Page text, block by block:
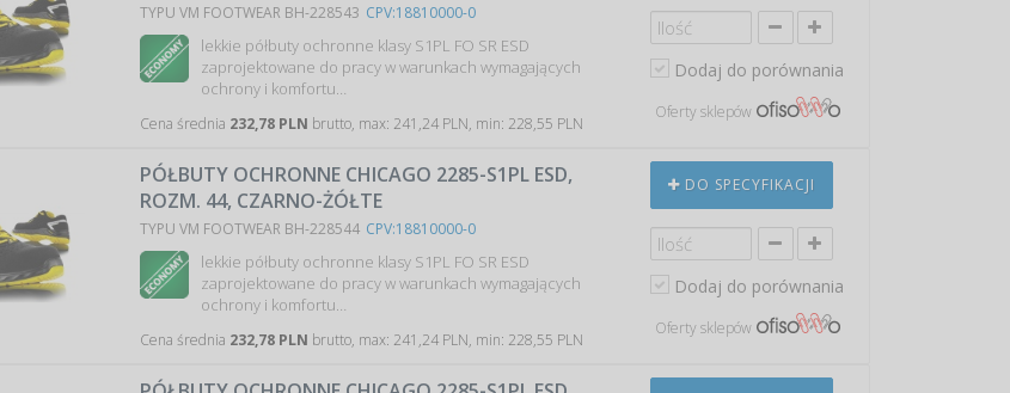
TYPU VM FOOTWEAR BH-228543 CPV:18810000-0
lekkie półbuty ochronne klasy S1PL FO SR ESD
zaprojektowane do pracy w warunkach wymagających
ochrony i komfortu…
Cena średnia 232,78 PLN brutto, max: 241,24 PLN, min: 228,55 PLN
Dodaj do porównania
Oferty sklepów
PÓŁBUTY OCHRONNE CHICAGO 2285-S1PL ESD,
ROZM. 44, CZARNO-ŻÓŁTE
TYPU VM FOOTWEAR BH-228544 CPV:18810000-0
lekkie półbuty ochronne klasy S1PL FO SR ESD
zaprojektowane do pracy w warunkach wymagających
ochrony i komfortu…
Cena średnia 232,78 PLN brutto, max: 241,24 PLN, min: 228,55 PLN
DO SPECYFIKACJI
Dodaj do porównania
Oferty sklepów